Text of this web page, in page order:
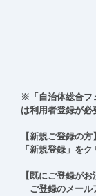
※「自治体総合フ
は利用者登録が必
【新規ご登録の方】
「新規登録」を
【既にご登録がお
ご登録のメール